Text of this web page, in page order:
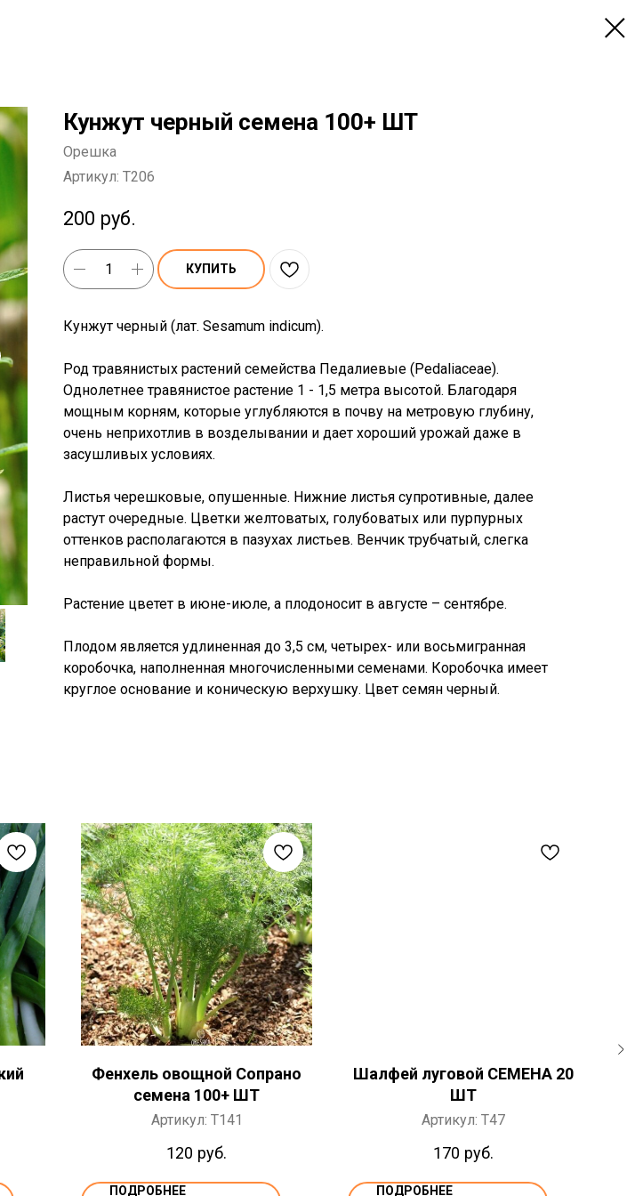
Кунжут черный семена 100+ ШТ
Орешка
Артикул: T206
200 руб.
КУПИТЬ
Кунжут черный (лат. Sesamum indicum).
Род травянистых растений семейства Педалиевые (Pedaliaceae).
Однолетнее травянистое растение 1 - 1,5 метра высотой. Благодаря
мощным корням, которые углубляются в почву на метровую глубину,
очень неприхотлив в возделывании и дает хороший урожай даже в
засушливых условиях.
Листья черешковые, опушенные. Нижние листья супротивные, далее
растут очередные. Цветки желтоватых, голубоватых или пурпурных
оттенков располагаются в пазухах листьев. Венчик трубчатый, слегка
неправильной формы.
Растение цветет в июне-июле, а плодоносит в августе – сентябре.
Плодом является удлиненная до 3,5 см, четырех- или восьмигранная
коробочка, наполненная многочисленными семенами. Коробочка имеет
круглое основание и коническую верхушку. Цвет семян черный.
Фенхель овощной Сопрано
семена 100+ ШТ
Артикул: T141
120 руб.
ПОДРОБНЕЕ
Шалфей луговой СЕМЕНА 20
ШТ
Артикул: T47
170 руб.
ПОДРОБНЕЕ